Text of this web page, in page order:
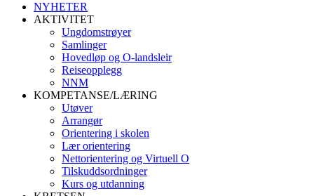
NYHETER
AKTIVITET
Ungdomstrøyer
Samlinger
Hovedløp og O-landsleir
Reiseopplegg
NNM
KOMPETANSE/LÆRING
Utøver
Arrangør
Orientering i skolen
Lær orientering
Nettorientering og Virtuell O
Tilskuddsordninger
Kurs og utdanning